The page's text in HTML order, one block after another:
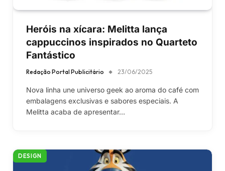
Heróis na xícara: Melitta lança
cappuccinos inspirados no Quarteto
Fantástico
Redação Portal Publicitário 23/06/2025
Nova linha une universo geek ao aroma do café com
embalagens exclusivas e sabores especiais. A
Melitta acaba de apresentar…
DESIGN